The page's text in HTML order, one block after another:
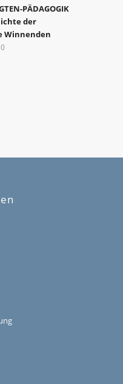
PÄDAGOGIK
der
Winnenden